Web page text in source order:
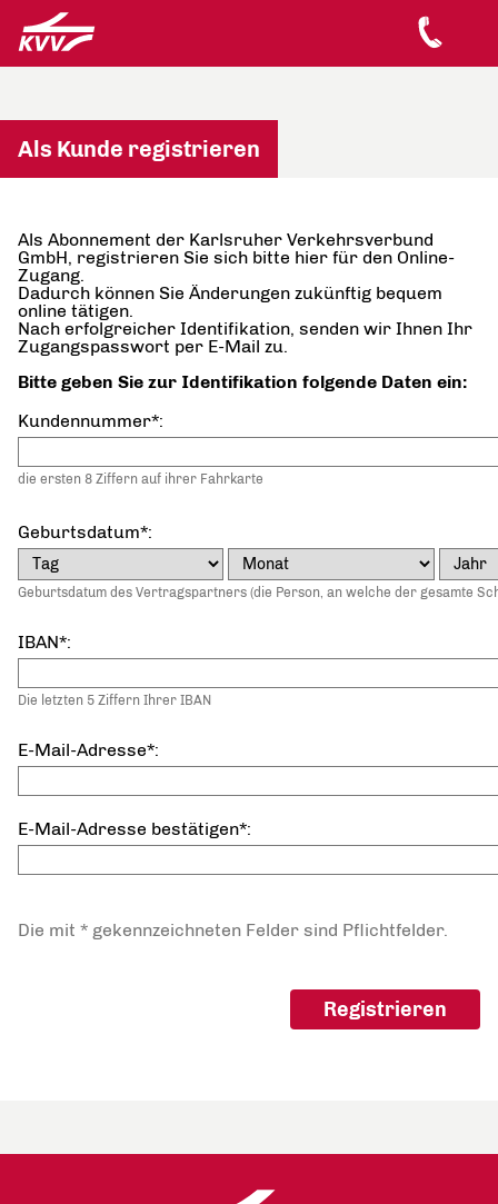
Als Kunde registrieren
Als Abonnement der Karlsruher Verkehrsverbund
GmbH, registrieren Sie sich bitte hier für den Online-
Zugang.
Dadurch können Sie Änderungen zukünftig bequem
online tätigen.
Nach erfolgreicher Identifikation, senden wir Ihnen Ihr
Zugangspasswort per E-Mail zu.
Bitte geben Sie zur Identifikation folgende Daten ein:
Kundennummer*:
die ersten 8 Ziffern auf ihrer Fahrkarte
Geburtsdatum*:
Geburtsdatum des Vertragspartners (die Person, an welche der gesamte
IBAN*:
Die letzten 5 Ziffern Ihrer IBAN
E-Mail-Adresse*:
E-Mail-Adresse bestätigen*:
Die mit * gekennzeichneten Felder sind Pflichtfelder.